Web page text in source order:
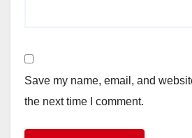
Save my name, email, and
the next time I comment.